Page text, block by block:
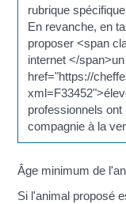
rubrique
En revanche, en
proposer <span
internet </
href="https://
professionnels
compagnie à la
Âge minimum de
Si l'animal proposé